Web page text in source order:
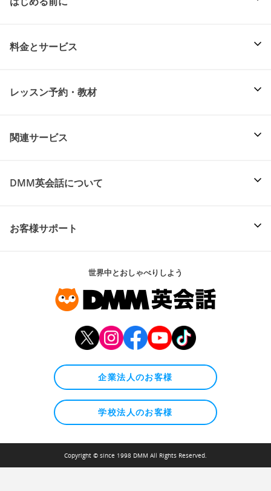
料金とサービス
レッスン予約・教材
関連サービス
DMM英会話について
お客様サポート
世界中とおしゃべりしよう
企業法人のお客様
学校法人のお客様
Copyright © since 1998 DMM All Rights Reserved.